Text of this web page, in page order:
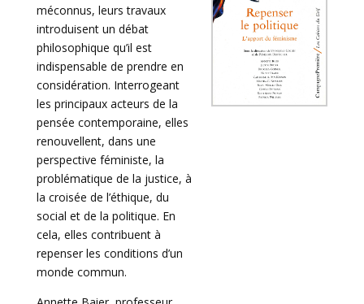
méconnus, leurs travaux
introduisent un débat
philosophique qu’il est
indispensable de prendre en
considération. Interrogeant
les principaux acteurs de la
pensée contemporaine, elles
renouvellent, dans une
perspective féministe, la
problématique de la justice, à
la croisée de l’éthique, du
social et de la politique. En
cela, elles contribuent à
repenser les conditions d’un
monde commun.